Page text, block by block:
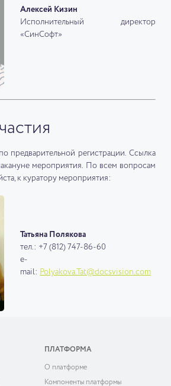
Алексей Кизин
Исполнительный директор
«СинСофт»
предварительной регистрации. Ссылка
мероприятия. По всем вопросам
к куратору мероприятия:
Татьяна Полякова
тел.: +7 (812) 747-86-60
e-
mail: Polyakova.Tat@docsvision.com
ПЛАТФОРМА
О платформе
Компоненты платформы